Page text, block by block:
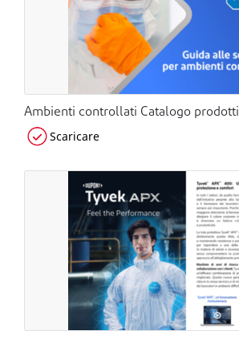
Ambienti controllati Catalogo prodotti
Scaricare